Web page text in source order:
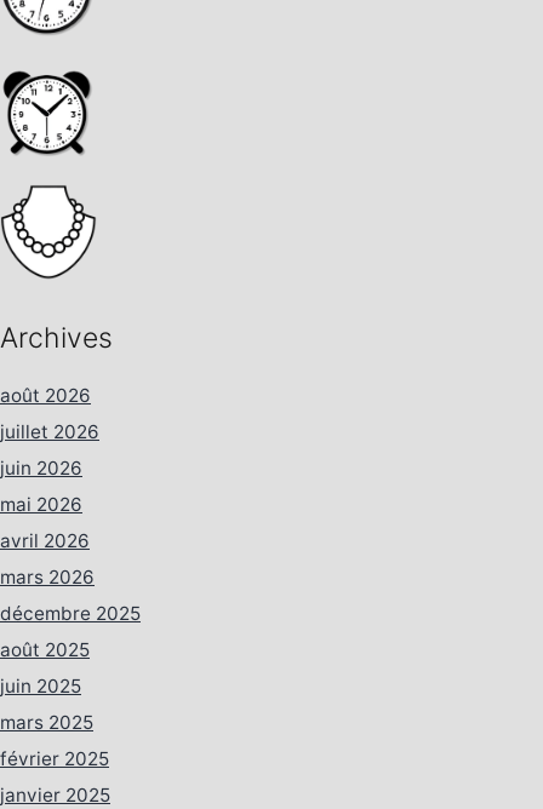
Archives
août 2026
juillet 2026
juin 2026
mai 2026
avril 2026
mars 2026
décembre 2025
août 2025
juin 2025
mars 2025
février 2025
janvier 2025